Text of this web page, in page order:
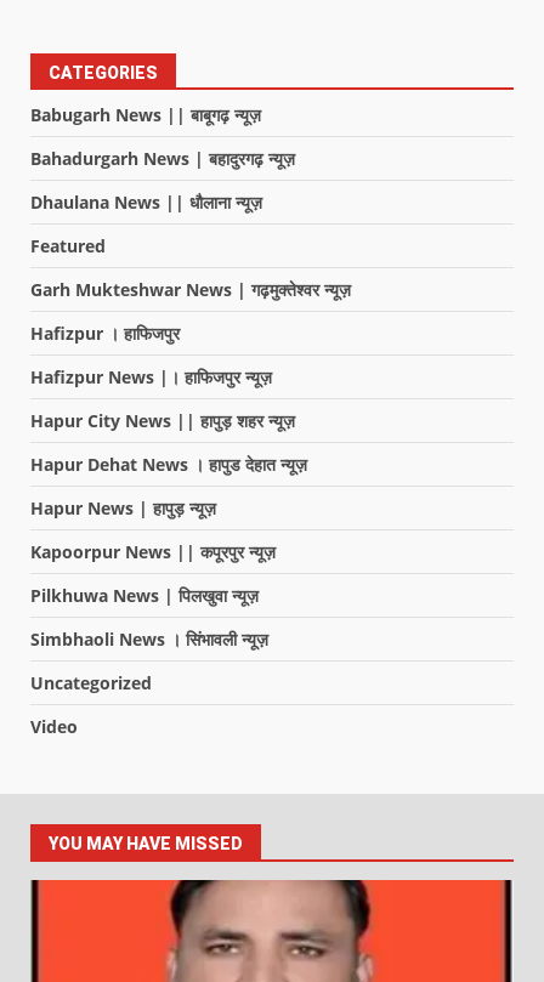
CATEGORIES
Babugarh News || बाबूगढ़ न्यूज़
Bahadurgarh News | बहादुरगढ़ न्यूज़
Dhaulana News || धौलाना न्यूज़
Featured
Garh Mukteshwar News | गढ़मुक्तेश्वर न्यूज़
Hafizpur । हाफिजपुर
Hafizpur News |। हाफिजपुर न्यूज़
Hapur City News || हापुड़ शहर न्यूज़
Hapur Dehat News । हापुड देहात न्यूज़
Hapur News | हापुड़ न्यूज़
Kapoorpur News || कपूरपुर न्यूज़
Pilkhuwa News | पिलखुवा न्यूज़
Simbhaoli News । सिंभावली न्यूज़
Uncategorized
Video
YOU MAY HAVE MISSED